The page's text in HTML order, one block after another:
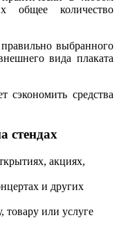
общее количество
выбранного
вида плаката
сэкономить средства
стендах
акциях,
и других
товару или услуге